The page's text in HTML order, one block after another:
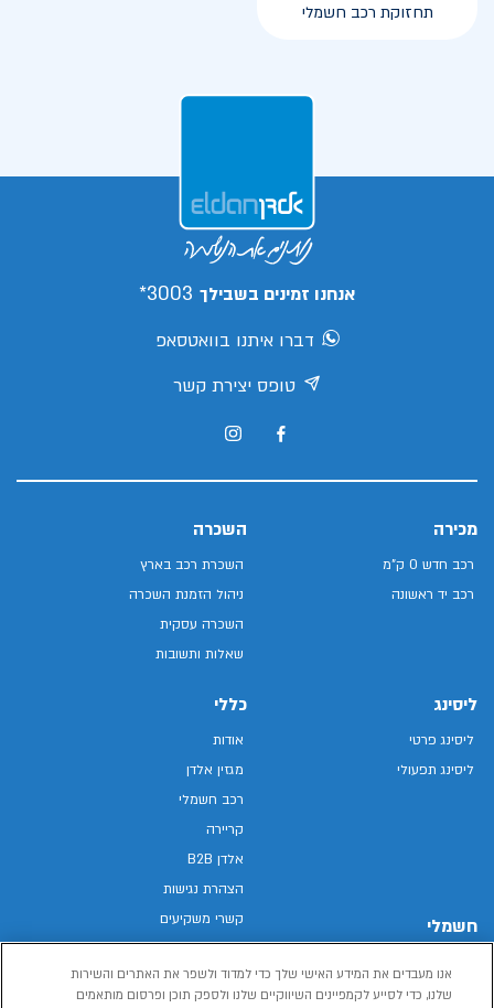
תחזוקת רכב חשמלי
אנחנו זמינים בשבילך 3003*
דברו איתנו בוואטסאפ
טופס יצירת קשר
מכירה
רכב חדש 0 ק"מ
רכב יד ראשונה
השכרה
השכרת רכב בארץ
ניהול הזמנת השכרה
השכרה עסקית
שאלות ותשובות
ליסינג
ליסינג פרטי
ליסינג תפעולי
חשמלי
רכב חשמלי
כללי
אודות
מגזין אלדן
רכב חשמלי
קריירה
אלדן B2B
הצהרת נגישות
קשרי משקיעים
מפת האתר
מדיניות פרטיות
אנו מעבדים את המידע האישי שלך כדי למדוד ולשפר את האתרים והשירות
שלנו, כדי לסייע לקמפיינים השיווקיים שלנו ולספק תוכן ופרסום מותאמים